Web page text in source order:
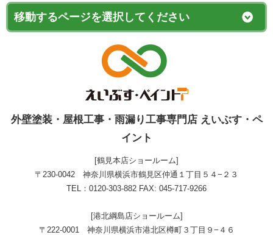
外壁塗装・屋根工事・雨漏り工事専門店 えいぶす・ペ
イント
[鶴見本店ショールーム]
〒230-0042 神奈川県横浜市鶴見区仲通１丁目５４−２３
TEL：0120-303-882 FAX: 045-717-9266
[港北綱島店ショールーム]
〒222-0001 神奈川県横浜市港北区樽町３丁目９−４６